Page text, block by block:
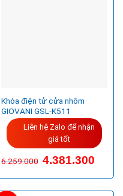
Khóa điện tử cửa nhôm
GIOVANI GSL-K511
Liên hệ Zalo để nhận
giá tốt
6.259.000 4.381.300